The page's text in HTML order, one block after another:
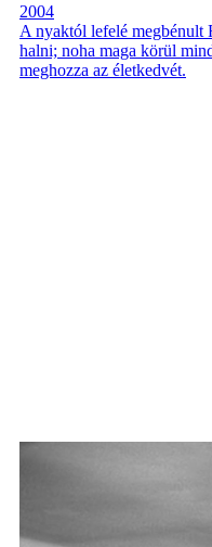
2004
A nyaktól lefelé megbénult
halni; noha maga körül
meghozza az életkedvét.